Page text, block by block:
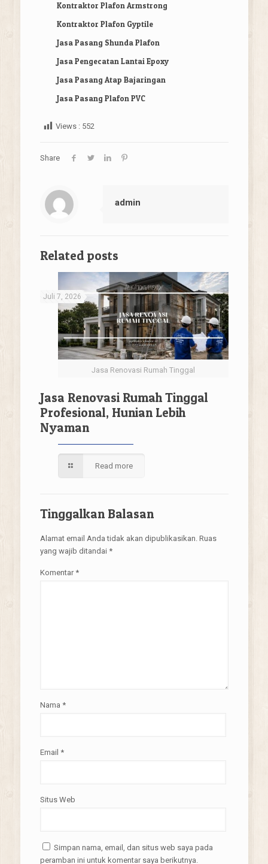
Kontraktor Plafon Armstrong
Kontraktor Plafon Gyptile
Jasa Pasang Shunda Plafon
Jasa Pengecatan Lantai Epoxy
Jasa Pasang Atap Bajaringan
Jasa Pasang Plafon PVC
Views : 552
Share
admin
Related posts
Jasa Renovasi Rumah Tinggal
Juli 7, 2026
Jasa Renovasi Rumah Tinggal
Profesional, Hunian Lebih
Nyaman
Read more
Tinggalkan Balasan
Alamat email Anda tidak akan dipublikasikan. Ruas
yang wajib ditandai *
Komentar *
Nama *
Email *
Situs Web
Simpan nama, email, dan situs web saya pada
peramban ini untuk komentar saya berikutnya.